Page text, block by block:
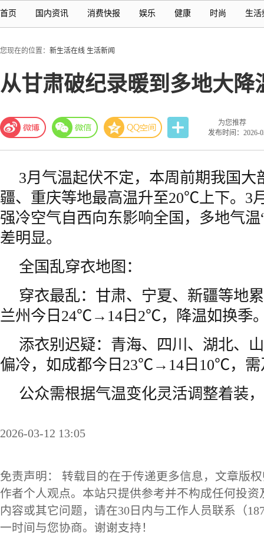
首页 国内资讯 消费快报 娱乐 健康 时尚 生活
您现在的位置： 新生活在线 生活新闻
从甘肃破纪录暖到多地大
为您推荐
发布时间：2026-
3月气温起伏不定，本周前期我国大
疆、重庆等地最高温升至20℃上下。3
强冷空气自西向东影响全国，多地气
差明显。
全国乱穿衣地图：
穿衣最乱：甘肃、宁夏、新疆等地
兰州今日24℃→14日2℃，降温如换季
添衣别迟疑：青海、四川、湖北、
偏冷，如成都今日23℃→14日10℃，需
公众需根据气温变化灵活调整着装
2026-03-12 13:05
免责声明： 转载目的在于传递更多信息，文章版
作者个人观点。本站只提供参考并不构成任何投
内容或其它问题，请在30日内与工作人员联系（
一时间与您协商。谢谢支持！